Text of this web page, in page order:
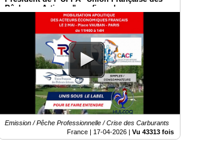
Pêcheurs Artisans" confirme le
Rassemblement du 2 mai à Paris
Emission / Pêche Professionnelle / Crise des Carburants
France | 17-04-2026 |Vu 43313 fois